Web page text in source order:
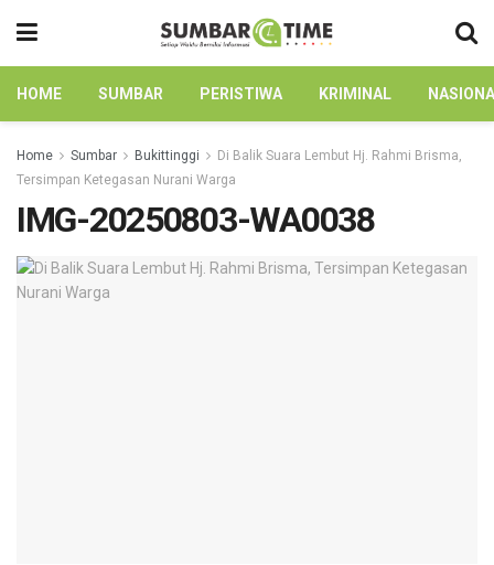
HOME SUMBAR PERISTIWA KRIMINAL
Home Sumbar Bukittinggi
Di Balik Suara Lembut Hj. Rahmi Brisma,
Tersimpan Ketegasan Nurani Warga
IMG-20250803-WA0038